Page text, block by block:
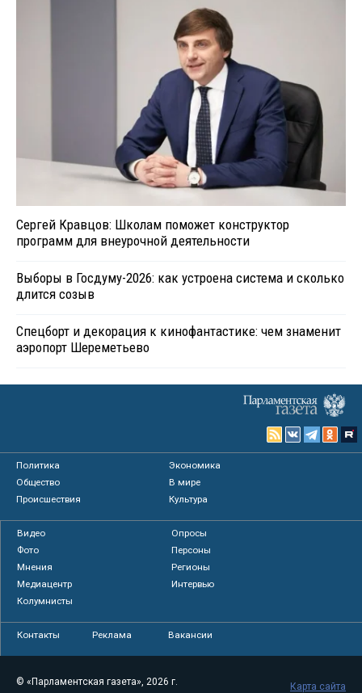
Сергей Кравцов: Школам поможет конструктор
программ для внеурочной деятельности
Выборы в Госдуму-2026: как устроена система и сколько
длится созыв
Спецборт и декорация к кинофантастике: чем знаменит
аэропорт Шереметьево
Политика
Экономика
Общество
В мире
Происшествия
Культура
Видео
Опросы
Фото
Персоны
Мнения
Регионы
Медиацентр
Интервью
Колумнисты
Контакты Реклама Вакансии
© «Парламентская газета», 2026 г.
Карта сайта